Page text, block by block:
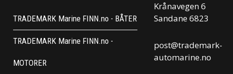
TRADEMARK Marine FINN.no - BÅTER
TRADEMARK Marine FINN.no -
MOTORER
Krånavegen 6
Sandane 6823
post@trademark-
automarine.no